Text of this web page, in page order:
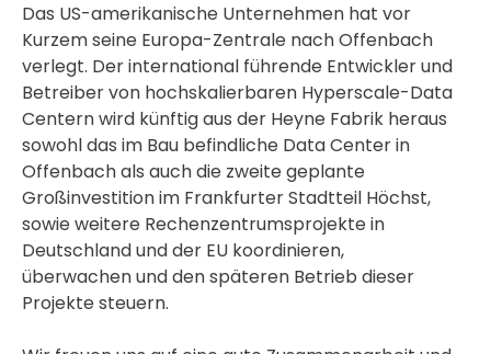
Das US-amerikanische Unternehmen hat vor
Kurzem seine Europa-Zentrale nach Offenbach
verlegt. Der international führende Entwickler und
Betreiber von hochskalierbaren Hyperscale-Data
Centern wird künftig aus der Heyne Fabrik heraus
sowohl das im Bau befindliche Data Center in
Offenbach als auch die zweite geplante
Großinvestition im Frankfurter Stadtteil Höchst,
sowie weitere Rechenzentrumsprojekte in
Deutschland und der EU koordinieren,
überwachen und den späteren Betrieb dieser
Projekte steuern.